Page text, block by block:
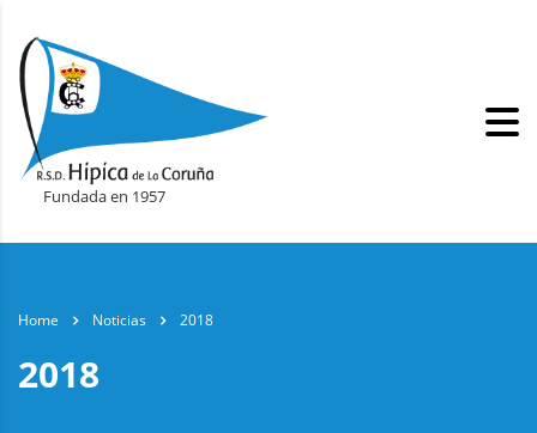
Fundada en 1957
Home Noticias 2018
2018